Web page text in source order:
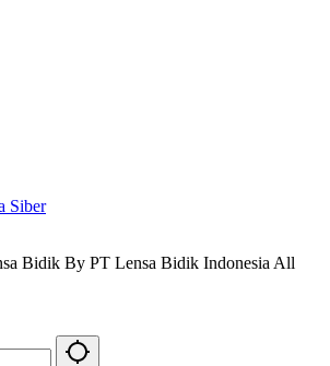
Siber
Bidik By PT Lensa Bidik Indonesia All